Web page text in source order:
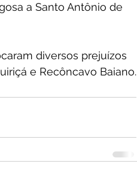
a Santo Antônio de
diversos prejuízos
e Recôncavo Baiano.